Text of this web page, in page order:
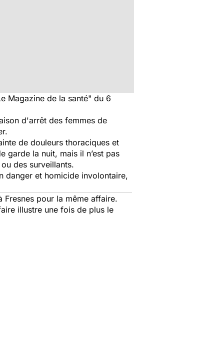
Magazine de la santé" du 6
d'arrêt des femmes de
de douleurs thoraciques et
garde la nuit, mais il n’est pas
des surveillants.
danger et homicide involontaire,
pour la même affaire.
illustre une fois de plus le